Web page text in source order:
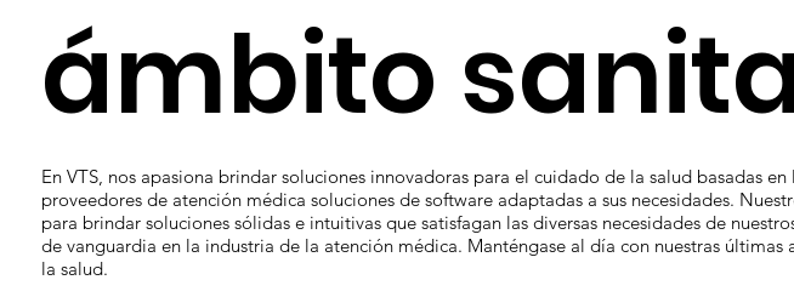
ámbito
En VTS, nos apasiona brindar soluciones innovadoras para el cuidado de la salud basadas
proveedores de atención médica soluciones de software adaptadas a sus necesidades.
para brindar soluciones sólidas e intuitivas que satisfagan las diversas necesidades de
de vanguardia en la industria de la atención médica. Manténgase al día con nuestras
la salud.